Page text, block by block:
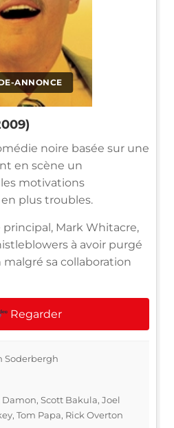
ANNONCE
noire basée sur une
en scène un
motivations
plus troubles.
Mark Whitacre,
à avoir purgé
sa collaboration
Regarder
Soderbergh
Damon, Scott Bakula, Joel
Tom Papa, Rick Overton